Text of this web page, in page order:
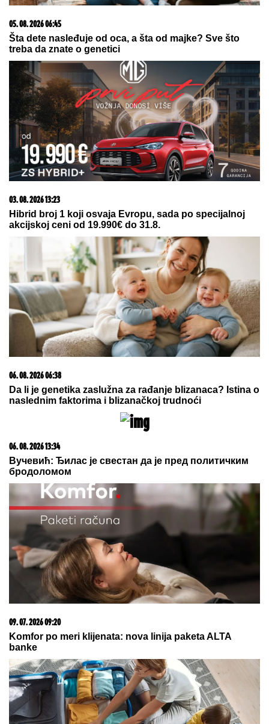
IVAN MARINKOVIĆ JE ZA NJOM GUBIO GLAVU
Ovako danas izgleda lepotica koju smo gledali u
"Farmi", bila u vezi i sa pevačem, a porodična
tragedija ju je slomila
Isti roditelji, potpuno RAZLIČITA
DECA: Čuveni psiholog otkrio kako
jedno dete uvek IZVUČE DEBLJI
KRAJ
NAJVEĆA KUPOVINA REALA:
Madriđani platili 125 miliona evra za
fudbalsko čudo